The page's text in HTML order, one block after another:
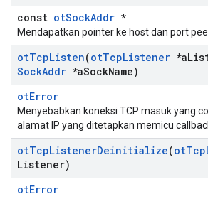
const otSockAddr *
Mendapatkan pointer ke host dan port
otTcpListen(otTcpListener *a
SockAddr *aSockName)
otError
Menyebabkan koneksi TCP masuk yang
alamat IP yang ditetapkan memicu
otTcpListenerDeinitialize(otTcp
Listener)
otError